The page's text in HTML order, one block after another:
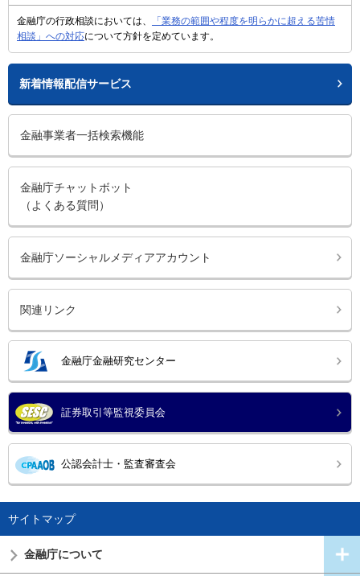
金融庁の行政相談においては、
「業務の範囲や程度を明らかに超える苦情
相談」への対応について方針を定めています。
新着情報配信サービス
金融事業者一括検索機能
金融庁チャットボット
（よくある質問）
金融庁ソーシャルメディアアカウント
関連リンク
金融庁金融研究センター
証券取引等監視委員会
公認会計士・監査審査会
サイトマップ
金融庁について